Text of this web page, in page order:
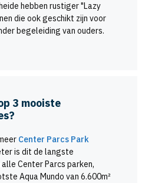
hebben rustiger "Lazy
die ook geschikt zijn voor
begeleiding van ouders.
3 mooiste
Center Parcs Park
is dit de langste
Center Parcs parken,
Aqua Mundo van 6.600m²